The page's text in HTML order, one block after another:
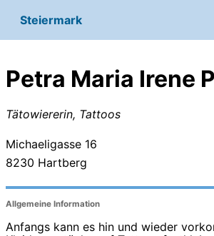
Steiermark
Petra Maria Irene
Tätowiererin, Tattoos
Michaeligasse 16
8230 Hartberg
Allgemeine Information
Anfangs kann es hin und wieder